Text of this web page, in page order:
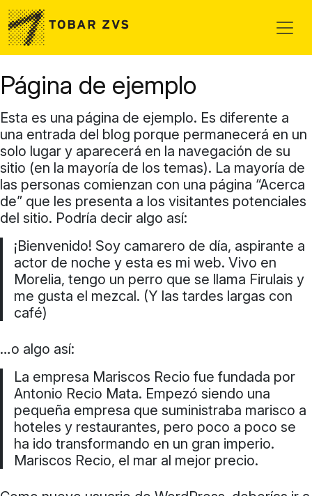
Skip to main content
Página de ejemplo
Esta es una página de ejemplo. Es diferente a
una entrada del blog porque permanecerá en un
solo lugar y aparecerá en la navegación de su
sitio (en la mayoría de los temas). La mayoría de
las personas comienzan con una página “Acerca
de” que les presenta a los visitantes potenciales
del sitio. Podría decir algo así:
¡Bienvenido! Soy camarero de día, aspirante a
actor de noche y esta es mi web. Vivo en
Morelia, tengo un perro que se llama Firulais y
me gusta el mezcal. (Y las tardes largas con
café)
…o algo así:
La empresa Mariscos Recio fue fundada por
Antonio Recio Mata. Empezó siendo una
pequeña empresa que suministraba marisco a
hoteles y restaurantes, pero poco a poco se
ha ido transformando en un gran imperio.
Mariscos Recio, el mar al mejor precio.